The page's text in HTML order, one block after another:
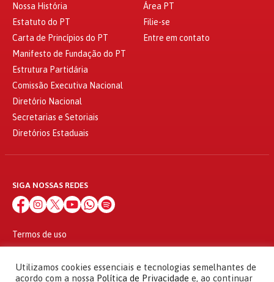
Nossa História
Estatuto do PT
Carta de Princípios do PT
Manifesto de Fundação do PT
Estrutura Partidária
Comissão Executiva Nacional
Diretório Nacional
Secretarias e Setoriais
Diretórios Estaduais
Área PT
Filie-se
Entre em contato
SIGA NOSSAS REDES
Termos de uso
© 2010 - 2026
Partido dos Trabalhadores Todos os direitos reservados
Utilizamos cookies essenciais e tecnologias semelhantes de
acordo com a nossa Política de Privacidade e, ao continuar